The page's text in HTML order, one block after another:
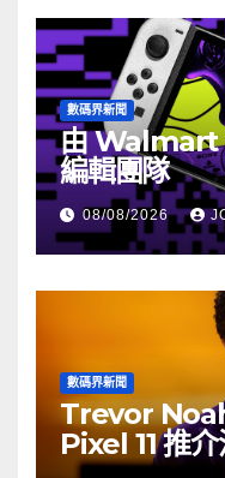
數碼界新聞
由 Walmart
編輯團隊
08/08/2026
數碼界新聞
Trevor
Pixel 11 推